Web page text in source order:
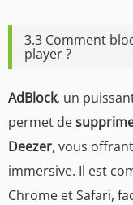
3.3 Comment
player ?
AdBlock, un
permet de
Deezer, vous
immersive. Il est
Chrome et Safari,